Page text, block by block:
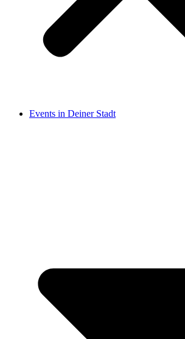
Events in Deiner Stadt